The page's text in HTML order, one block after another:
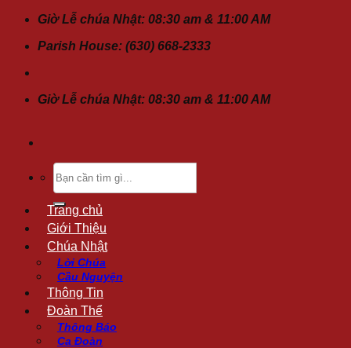
ChuyểnGiờ Lễ chúa Nhật: 08:30 am & 11:00 AM
Parish House: (630) 668-2333
Giờ Lễ chúa Nhật: 08:30 am & 11:00 AM
Tìm
kiếm:
Trang chủ
Giới Thiệu
Chúa Nhật
Lời Chúa
Cầu Nguyện
Thông Tin
Đoàn Thể
Thông Báo
Ca Đoàn